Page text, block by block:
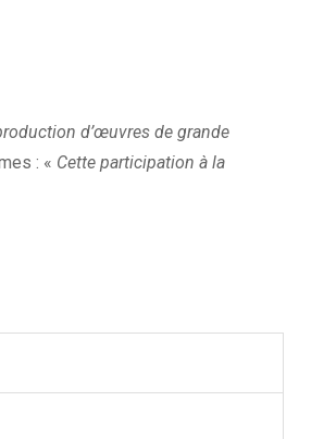
d’œuvres de grande
: « Cette participation à la